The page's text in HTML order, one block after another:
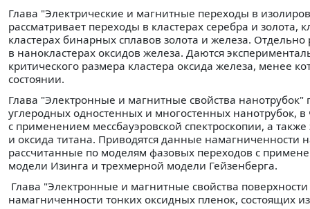
Глава "Электрические и магнитные переходы в
рассматривает переходы в кластерах серебра и золота,
кластерах бинарных сплавов золота и железа.
в нанокластерах оксидов железа. Даются
критического размера кластера оксида железа, менее
состоянии.
Глава "Электронные и магнитные свойства
углеродных одностенных и многостенных нанотрубок,
с применением мессбауэровской спектроскопии, а
и оксида титана. Приводятся данные
рассчитанные по моделям фазовых переходов с
модели Изинга и трехмерной модели Гейзенберга.
Глава "Электронные и магнитные свойства
намагниченности тонких оксидных пленок, состоящих